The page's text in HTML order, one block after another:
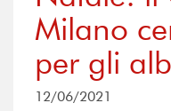
Milano
per gli
12/06/2021